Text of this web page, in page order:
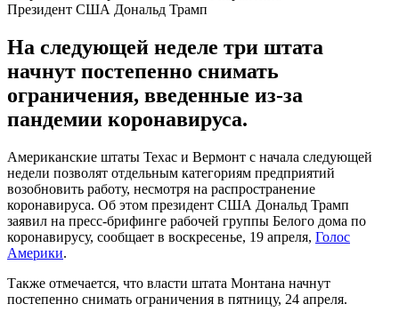
Президент США Дональд Трамп
На следующей неделе три штата
начнут постепенно снимать
ограничения, введенные из-за
пандемии коронавируса.
Американские штаты Техас и Вермонт с начала следующей
недели позволят отдельным категориям предприятий
возобновить работу, несмотря на распространение
коронавируса. Об этом президент США Дональд Трамп
заявил на пресс-брифинге рабочей группы Белого дома по
коронавирусу, сообщает в воскресенье, 19 апреля, Голос
Америки.
Также отмечается, что власти штата Монтана начнут
постепенно снимать ограничения в пятницу, 24 апреля.